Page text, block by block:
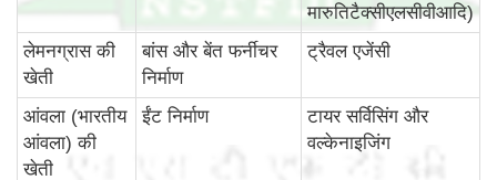
मारुतिटैक्सीएलसीवीआदि)
लेमनग्रास की
खेती
बांस और बेंत फर्नीचर
निर्माण
ट्रैवल एजेंसी
आंवला (भारतीय
आंवला) की
खेती
ईंट निर्माण
टायर सर्विसिंग और
वल्केनाइजिंग